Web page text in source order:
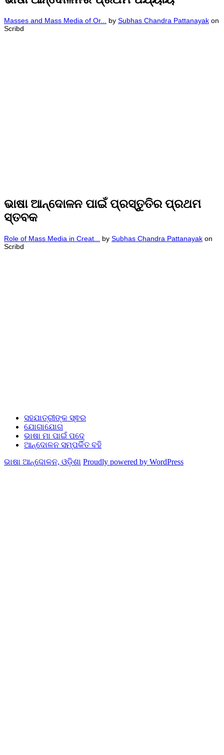
Masses and Mass Media of Or... by Subhas Chandra Pattanayak on
Scribd
ଭାଷା ଆନ୍ଦୋଳନ ପାଇଁ ପ୍ରସ୍ତୁତିର ପ୍ରଥମ
ସ୍ତବକ
Role of Mass Media in Creat... by Subhas Chandra Pattanayak on
Scribd
ସହଯାତ୍ରୀଙ୍କ ସ୍ଵର
ଯୋଗାଯୋଗ
ଭାଷା ମା ପାଇଁ ପଦେ
ଆନ୍ଦୋଳନ ସମ୍ପର୍କିତ ବହି
ଭାଷା ଆନ୍ଦୋଳନ, ଓଡ଼ିଶା Proudly powered by WordPress